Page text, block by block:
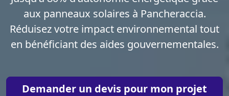
aux panneaux solaires à Pancheraccia.
Réduisez votre impact environnemental tout
en bénéficiant des aides gouvernementales.
Demander un devis pour mon projet